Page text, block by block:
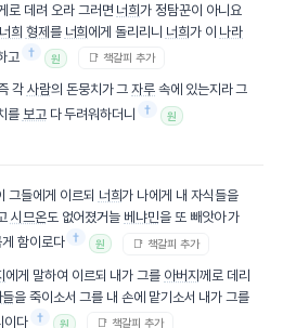
로 데려 오라 그러면 너희가 정탐꾼이 아니요
너희 형제 를 너희 에게 돌리리니 너희 가 이 나라
고 † 원 📑 책갈피 추가
각사람의 돈뭉치가 그자루 속에 있는지라 그
를 보고다 두려워하더니 † 원
그들에게 이르되 너희가 나에게 내 자식들을
시므온도 없어졌거늘 베냐민을 또 빼앗아 가
함이로다 † 원 📑 책갈피 추가
에게 말하여 이르되 내가 그를 아버지 께로 데리
들을 죽이소서 그를 내 손에 맡기소서 내가 그를
이다 † 원 📑 책갈피 추가